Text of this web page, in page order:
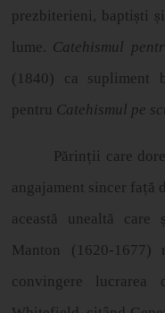
prezbiterieni, baptiști ș
lume. Catehismul
(1840) ca supliment
pentru Catehismul pe
Părinții care
angajament sincer față
această unealtă care ș
Manton (1620-1677)
convingere lucrarea